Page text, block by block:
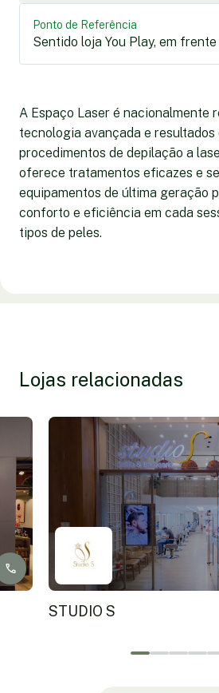
Ponto de Referência
Sentido loja You Play, em
A Espaço Laser é nacionalmente
tecnologia avançada e resultados
procedimentos de depilação a
oferece tratamentos eficazes e
equipamentos de última geração
conforto e eficiência em cada
tipos de peles.
Lojas relacionadas
STUDIO S